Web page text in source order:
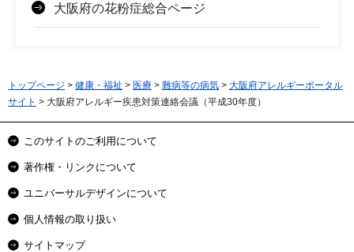
大阪府の花粉症総合ページ
トップページ > 健康・福祉 > 医療 > 難病等の病気 > 大阪府アレルギーポータル
サイト > 大阪府アレルギー疾患対策連絡会議（平成30年度）
このサイトのご利用について
著作権・リンクについて
ユニバーサルデザインについて
個人情報の取り扱い
サイトマップ